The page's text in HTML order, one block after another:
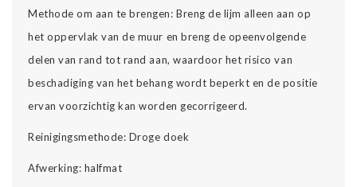
Methode om aan te brengen: Breng de lijm alleen aan op
het oppervlak van de muur en breng de opeenvolgende
delen van rand tot rand aan, waardoor het risico van
beschadiging van het behang wordt beperkt en de positie
ervan voorzichtig kan worden gecorrigeerd.
Reinigingsmethode: Droge doek
Afwerking: halfmat